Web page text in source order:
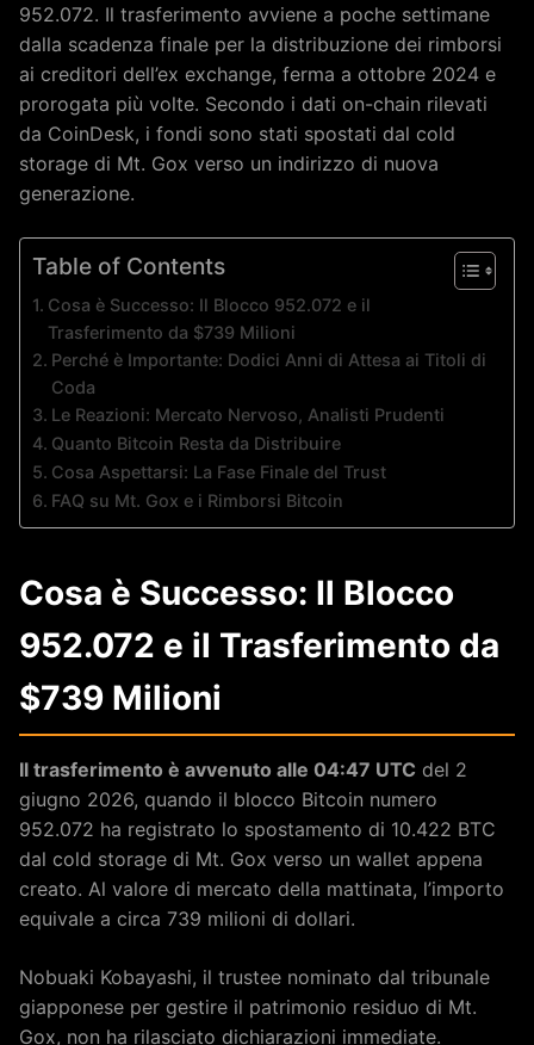
952.072. Il trasferimento avviene a poche settimane
dalla scadenza finale per la distribuzione dei rimborsi
ai creditori dell’ex exchange, ferma a ottobre 2024 e
prorogata più volte. Secondo i dati on-chain rilevati
da CoinDesk, i fondi sono stati spostati dal cold
storage di Mt. Gox verso un indirizzo di nuova
generazione.
Table of Contents
Cosa è Successo: Il Blocco 952.072 e il
Trasferimento da $739 Milioni
Perché è Importante: Dodici Anni di Attesa ai Titoli di
Coda
Le Reazioni: Mercato Nervoso, Analisti Prudenti
Quanto Bitcoin Resta da Distribuire
Cosa Aspettarsi: La Fase Finale del Trust
FAQ su Mt. Gox e i Rimborsi Bitcoin
Cosa è Successo: Il Blocco
952.072 e il Trasferimento da
$739 Milioni
Il trasferimento è avvenuto alle 04:47 UTC del 2
giugno 2026, quando il blocco Bitcoin numero
952.072 ha registrato lo spostamento di 10.422 BTC
dal cold storage di Mt. Gox verso un wallet appena
creato. Al valore di mercato della mattinata, l’importo
equivale a circa 739 milioni di dollari.
Nobuaki Kobayashi, il trustee nominato dal tribunale
giapponese per gestire il patrimonio residuo di Mt.
Gox, non ha rilasciato dichiarazioni immediate.